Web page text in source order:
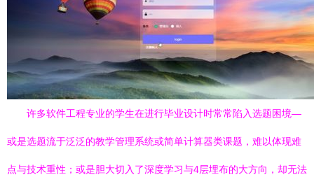
许多软件工程专业的学生在进行毕业设计时常常陷入选题困境—
或是选题流于泛泛的教学管理系统或简单计算器类课题，难以体现难
点与技术重性；或是胆大切入了深度学习与4层埋布的大方向，却无法